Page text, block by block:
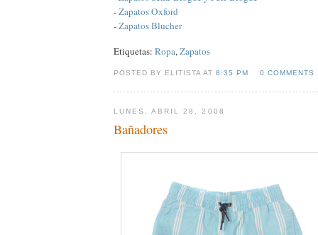
-Zapatos Oxford
-Zapatos Blucher
Etiquetas: Ropa,Zapatos
POSTED BY ELITISTA AT8:35 PM 0 COMMENTS
LUNES, ABRIL 28, 2008
Bañadores